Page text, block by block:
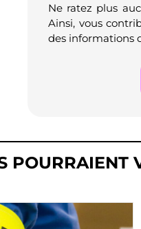
Ne ratez plus
Ainsi, vous
des informations
POURRAIENT